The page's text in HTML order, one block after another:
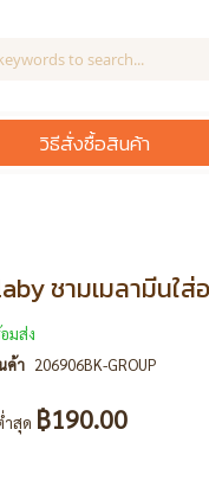
วิธีสั่งซื้อสินค้า
ชามเมลามีนใส่
มส่ง
ค้า 206906BK-GROUP
ำสุด ฿190.00